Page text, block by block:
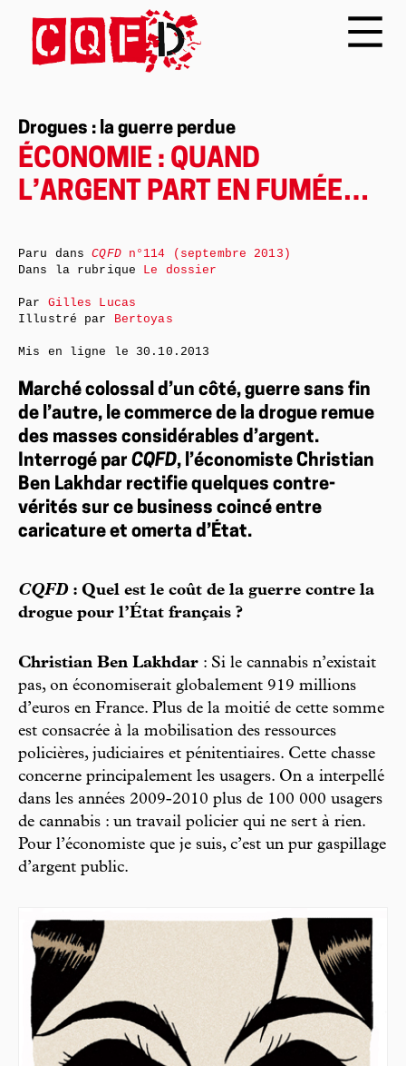
Drogues : la guerre perdue
ÉCONOMIE : QUAND
L’ARGENT PART EN FUMÉE…
Marché colossal d’un côté, guerre sans fin
de l’autre, le commerce de la drogue remue
des masses considérables d’argent.
Interrogé par CQFD, l’économiste Christian
Ben Lakhdar rectifie quelques contre-
vérités sur ce business coincé entre
caricature et omerta d’État.
CQFD: Quel est le coût de la guerre contre la
drogue pour l’État français ?
Christian Ben Lakhdar : Si le cannabis n’existait
pas, on économiserait globalement 919 millions
d’euros en France. Plus de la moitié de cette somme
est consacrée à la mobilisation des ressources
policières, judiciaires et pénitentiaires. Cette chasse
concerne principalement les usagers. On a interpellé
dans les années 2009-2010 plus de 100 000 usagers
de cannabis : un travail policier qui ne sert à rien.
Pour l’économiste que je suis, c’est un pur gaspillage
d’argent public.
Paru dansCQFDn°114 (septembre 2013)
Dans la rubrique Le dossier
Par Gilles Lucas
Illustré par Bertoyas
Mis en ligne le 30.10.2013